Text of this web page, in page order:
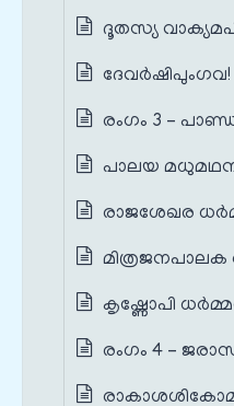
ദൂതസ്യ
രംഗം 3 –
പാലയ
രാജശേഖര
മിത്രജനപാലക
കൃഷ്ണോപി
രംഗം 4 –